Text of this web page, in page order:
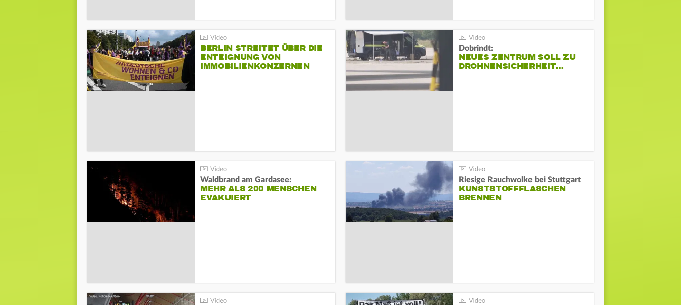
BERLIN STREITET ÜBER DIE
ENTEIGNUNG VON
IMMOBILIENKONZERNEN
Dobrindt:
NEUES ZENTRUM SOLL ZU
DROHNENSICHERHEIT…
Waldbrand am Gardasee:
MEHR ALS 200 MENSCHEN
EVAKUIERT
Riesige Rauchwolke bei Stuttgart
KUNSTSTOFFFLASCHEN
BRENNEN